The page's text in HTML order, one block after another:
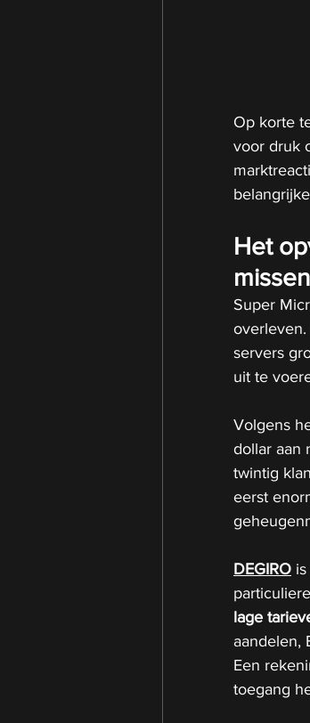
Op korte
voor druk
Het
missen
Super
servers
uit te
Volgens
dollar aan
twintig
eerst
DEGIRO
lage
aandelen,
Een
toegang